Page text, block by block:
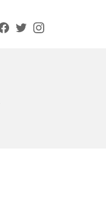
Facebook
TwitterInstagram